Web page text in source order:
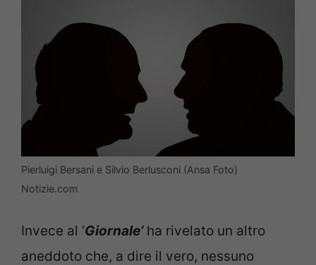
Pierluigi Bersani e Silvio Berlusconi (Ansa Foto)
Notizie.com
Invece al ‘Giornale’ha rivelato un altro
aneddoto che, a dire il vero, nessuno